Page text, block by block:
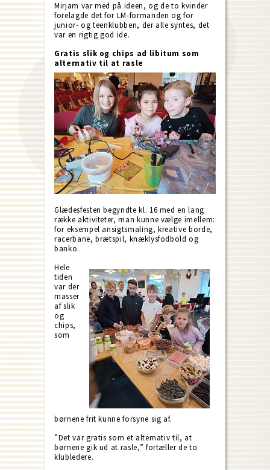
Mirjam var med på ideen, og de to kvinder
forelagde det for LM-formanden og for
junior- og teenklubben, der alle syntes, det
var en rigtig god ide.
Gratis slik og chips ad libitum som
alternativ til at rasle
Glædesfesten begyndte kl. 16 med en lang
række aktiviteter, man kunne vælge imellem:
for eksempel ansigtsmaling, kreative borde,
racerbane, brætspil, knæklysfodbold og
banko.
Hele
tiden
var der
masser
af slik
og
chips,
som
børnene frit kunne forsyne sig af.
”Det var gratis som et alternativ til, at
børnene gik ud at rasle,” fortæller de to
klubledere.